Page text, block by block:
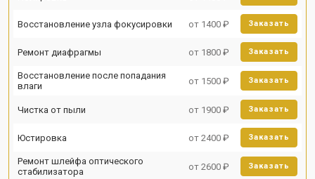
Восстановление узла фокусировки от 1400 ₽ Заказать
Ремонт диафрагмы от 1800 ₽ Заказать
Восстановление после попадания
влаги
от 1500 ₽ Заказать
Чистка от пыли от 1900 ₽ Заказать
Юстировка от 2400 ₽ Заказать
Ремонт шлейфа оптического
стабилизатора
от 2600 ₽ Заказать